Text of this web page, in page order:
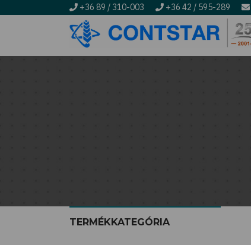
+36 89 / 310-003 +36 42 / 595-289
TERMÉKKATEGÓRIA